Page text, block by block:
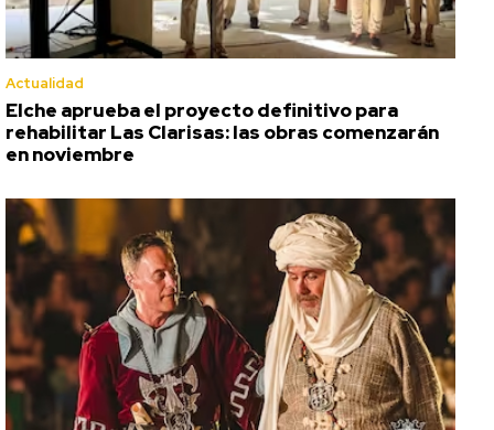
Actualidad
Elche aprueba el proyecto definitivo para
rehabilitar Las Clarisas: las obras comenzarán
en noviembre